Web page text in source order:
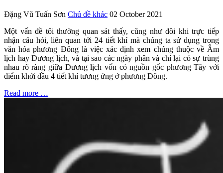
Đặng Vũ Tuấn Sơn Chủ đề khác 02 October 2021
Một vấn đề tôi thường quan sát thấy, cũng như đôi khi trực tiếp
nhận câu hỏi, liên quan tới 24 tiết khí mà chúng ta sử dụng trong
văn hóa phương Đông là việc xác định xem chúng thuộc về Âm
lịch hay Dương lịch, và tại sao các ngày phân và chí lại có sự trùng
nhau rõ ràng giữa Dương lịch vốn có nguồn gốc phương Tây với
điểm khởi đầu 4 tiết khí tương ứng ở phương Đông.
Read more …